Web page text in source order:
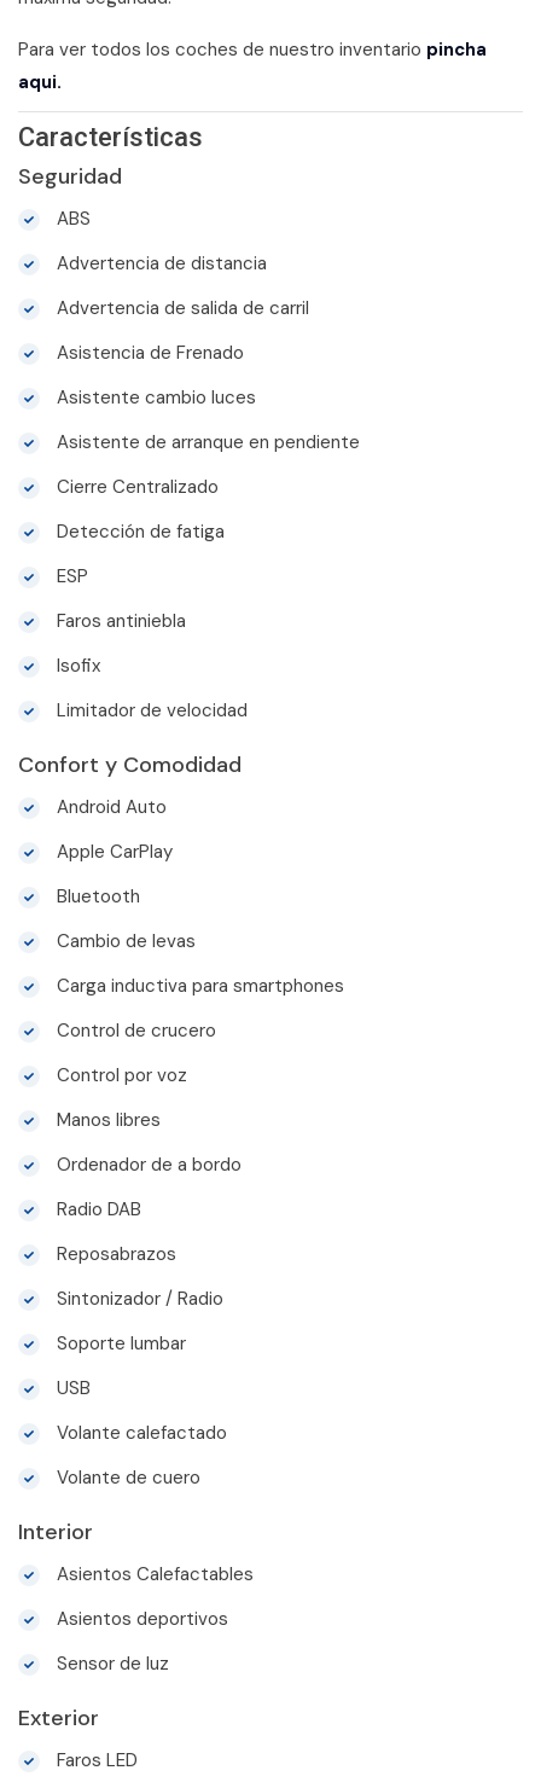
Para ver todos los coches de nuestro inventario pincha
aqui.
Características
Seguridad
ABS
Advertencia de distancia
Advertencia de salida de carril
Asistencia de Frenado
Asistente cambio luces
Asistente de arranque en pendiente
Cierre Centralizado
Detección de fatiga
ESP
Faros antiniebla
Isofix
Limitador de velocidad
Confort y Comodidad
Android Auto
Apple CarPlay
Bluetooth
Cambio de levas
Carga inductiva para smartphones
Control de crucero
Control por voz
Manos libres
Ordenador de a bordo
Radio DAB
Reposabrazos
Sintonizador / Radio
Soporte lumbar
USB
Volante calefactado
Volante de cuero
Interior
Asientos Calefactables
Asientos deportivos
Sensor de luz
Exterior
Faros LED